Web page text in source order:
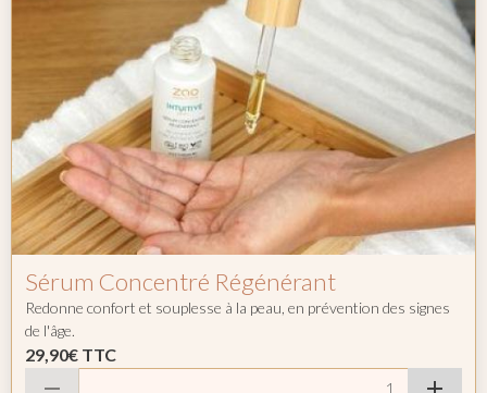
Sérum Concentré Régénérant
Redonne confort et souplesse à la peau, en prévention des signes
de l'âge.
29,90€ TTC